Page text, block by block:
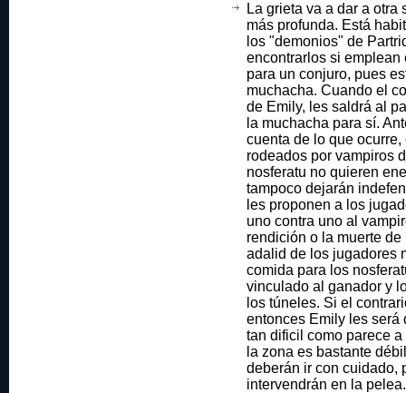
La grieta va a dar a
más profunda. Está
los "demonios" de
encontrarlos si
para un conjuro, pues
muchacha. Cuando el
de Emily, les saldrá al
la muchacha para sí.
cuenta de lo que
rodeados por vampiros
nosferatu no quieren
tampoco dejarán
les proponen a los
uno contra uno al
rendición o la muerte
adalid de los jugadores
comida para los
vinculado al ganador y
los túneles. Si el
entonces Emily les será
tan dificil como parece
la zona es bastante
deberán ir con cuidado,
intervendrán en la pelea.